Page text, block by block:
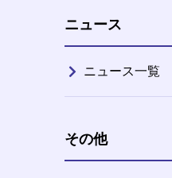
ニュース
ニュース一覧
その他